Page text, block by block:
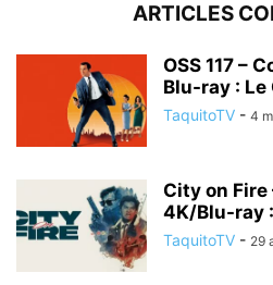
ARTICLES
OSS 117 –
Blu-ray : Le
TaquitoTV - 4
City on
4K/Blu-ray
TaquitoTV - 29